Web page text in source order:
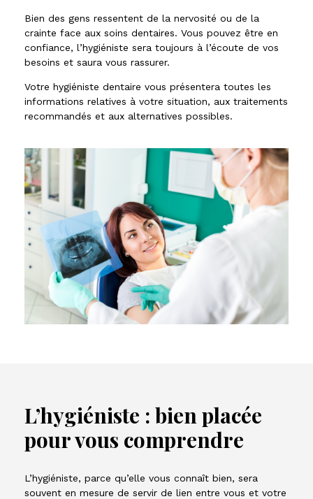
Bien des gens ressentent de la nervosité ou de la
crainte face aux soins dentaires. Vous pouvez être en
confiance, l’hygiéniste sera toujours à l’écoute de vos
besoins et saura vous rassurer.
Votre hygiéniste dentaire vous présentera toutes les
informations relatives à votre situation, aux traitements
recommandés et aux alternatives possibles.
L’hygiéniste : bien placée
pour vous comprendre
L’hygiéniste, parce qu’elle vous connaît bien, sera
souvent en mesure de servir de lien entre vous et votre